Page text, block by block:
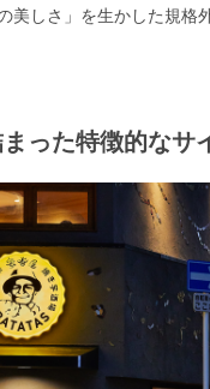
美しさ」を生かした規格
った特徴的なサ